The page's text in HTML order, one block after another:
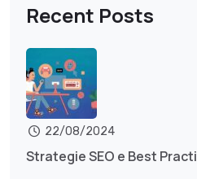
Recent Posts
22/08/2024
Strategie SEO e Best